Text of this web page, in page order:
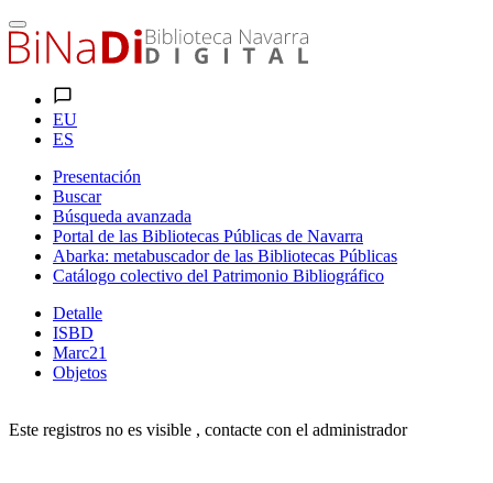
EU
ES
Presentación
Buscar
Búsqueda avanzada
Portal de las Bibliotecas Públicas de Navarra
Abarka: metabuscador de las Bibliotecas Públicas
Catálogo colectivo del Patrimonio Bibliográfico
Detalle
ISBD
Marc21
Objetos
Este registros no es visible , contacte con el administrador